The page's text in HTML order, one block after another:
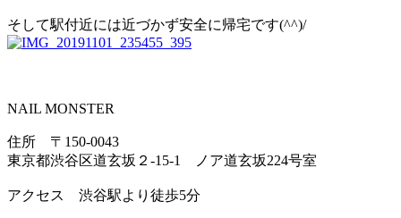
そして駅付近には近づかず安全に帰宅です(^^)/
NAIL MONSTER
住所 〒150-0043
東京都渋谷区道玄坂２-15-1 ノア道玄坂224号室
アクセス 渋谷駅より徒歩5分